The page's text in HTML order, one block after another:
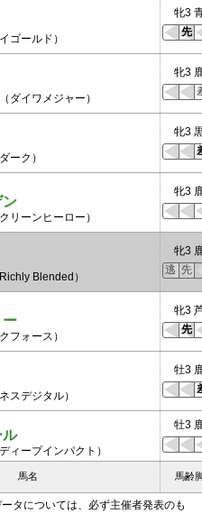
ゴールド）
牝3
先
ダイワメジャー）
牝3
ーク）
牝3
ン
リーンヒーロー）
牝3
Blended）
牝3
逃 先
ー
フォース）
牝3
先
スデジタル）
牡3
ル
ィープインパクト）
牡3
馬名 馬齢
タについては、必ず主催者発表のも